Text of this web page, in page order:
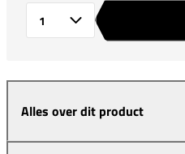
Alles over dit product